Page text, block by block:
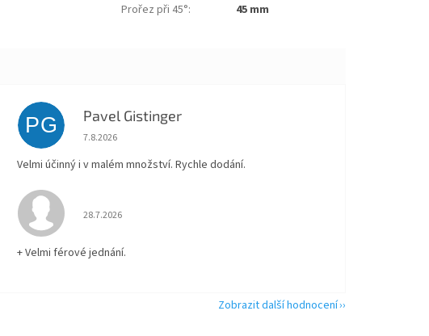
Prořez při 45°: 45 mm
PG Pavel Gistinger
Hodnocení obchodu je 5 z 5 hvězdiček.
7.8.2026
Velmi účinný i v malém množství. Rychle dodání.
Hodnocení obchodu je 5 z 5 hvězdiček.
28.7.2026
+ Velmi férové jednání.
Zobrazit další hodnocení